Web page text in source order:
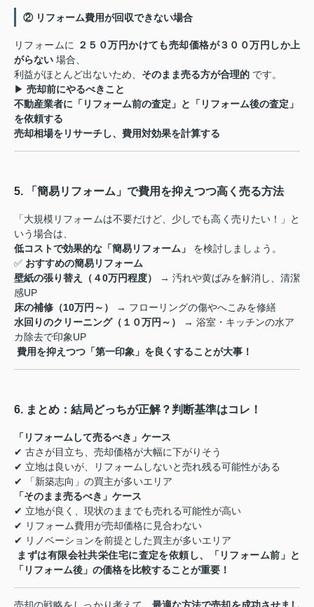
② リフォーム費用が回収できない場合
リフォームに
２５０万円かけても売却価格が３００万円しか上
がらない 場合、
利益がほとんど出ないため、 そのまま売る方が合理的 です。
▶ 売却前にやるべきこと
不動産業者に「リフォーム前の査定」と「リフォーム後の査定」
を依頼する
売却相場をリサーチし、費用対効果を計算する
5. 「簡易リフォーム」で費用を抑えつつ高く売る方法
「大規模リフォームは不要だけど、少しでも高く売りたい！」と
いう場合は、
低コストで効果的な「簡易リフォーム」
を検討しましょう。
✅ おすすめの簡易リフォーム
壁紙の張り替え（４0万円程度）
→ 汚れや黄ばみを解消し、清潔
感UP
床の補修（10万円～）
→ フローリングの傷やへこみを修繕
水回りのクリーニング（１０万円～）
→ 浴室・キッチンの水ア
カ除去で印象UP
費用を抑えつつ「第一印象」を良くすることが大事！
6. まとめ：結局どっちが正解？判断基準はコレ！
「リフォームして売るべき」ケース
✔ 古さが目立ち、売却価格が大幅に下がりそう
✔ 立地は良いが、リフォームしないと売れ残る可能性がある
✔ 「新築志向」の買主が多いエリア
「そのまま売るべき」ケース
✔ 立地が良く、現状のままでも売れる可能性が高い
✔ リフォーム費用が売却価格に見合わない
✔ リノベーションを前提とした買主が多いエリア
まずは有限会社共栄住宅に査定を依頼し、「リフォーム前」と
「リフォーム後」の価格を比較することが重要！
売却の戦略をしっかり考えて、 最適な方法で売却を成功させまし